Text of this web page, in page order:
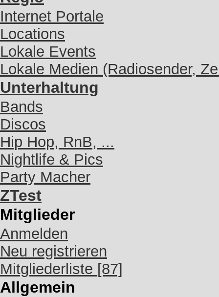
Internet Portale
Locations
Lokale Events
Lokale Medien (Radiosender,
Unterhaltung
Bands
Discos
Hip Hop, RnB, ...
Nightlife & Pics
Party Macher
ZTest
Mitglieder
Anmelden
Neu registrieren
Mitgliederliste [87]
Allgemein